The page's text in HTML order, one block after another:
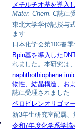
メチルチオ基を導入
Mater. Chem. C誌に
東北大学学位記授与
ます
日本化学会第106春
Bpin基を導入した
れました。本研究は
naphthothiophene
物性、結晶構造、お
誌に受理されました
ペロピレンオリゴマ
新3年生研究室配属
令和7年度化学系学協